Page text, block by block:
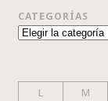
CATEGORÍAS
Categorías
L
M